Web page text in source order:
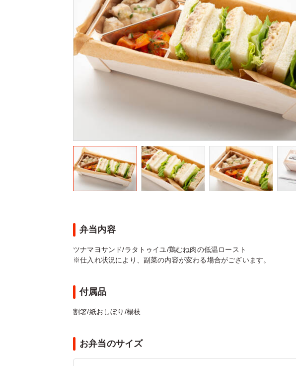
弁当内容
ツナマヨサンド/ラタトゥイユ/鶏むね肉の低温ロースト
※仕入れ状況により、副菜の内容が変わる場合がございます。
付属品
割箸/紙おしぼり/楊枝
お弁当のサイズ